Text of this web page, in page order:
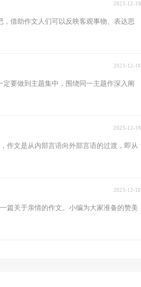
2023-12-18
借助作文人们可以反映客观事物、表达思
2023-12-18
定要做到主题集中，围绕同一主题作深入阐
2023-12-18
作文是从内部言语向外部言语的过渡，即从
2023-12-18
篇关于亲情的作文。小编为大家准备的赞美